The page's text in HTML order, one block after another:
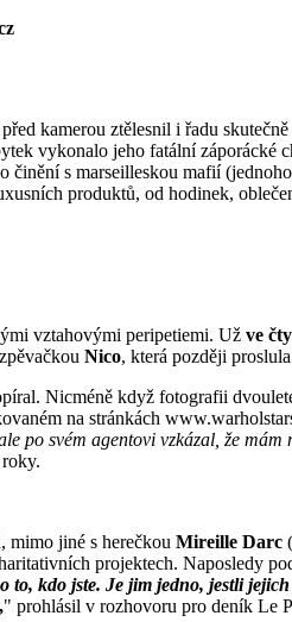
kamerou ztělesnil i řadu
vykonalo jeho fatální záporácké
činění s marseilleskou mafií
produktů, od hodinek,
vztahovými peripetiemi. Už ve
Nico, která později
Nicméně když fotografii
na stránkách
po svém agentovi vzkázal, že
mimo jiné s herečkou Mireille Darc
projektech. Naposledy
to, kdo jste. Je jim jedno, jestli
" prohlásil v rozhovoru pro deník Le